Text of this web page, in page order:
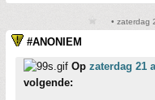
• zaterdag
#ANONIEM
Op zaterdag 21
volgende: